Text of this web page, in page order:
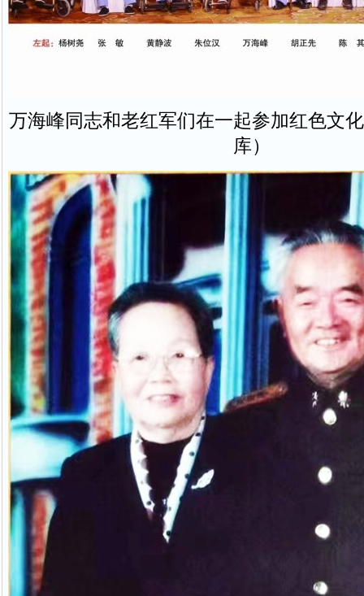
万海峰同志和老红军们在一起参加红色文
库）